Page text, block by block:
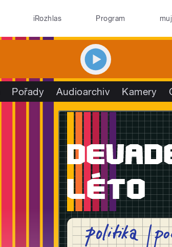
iRozhlas Program
Pořady Audioarchiv Kamery